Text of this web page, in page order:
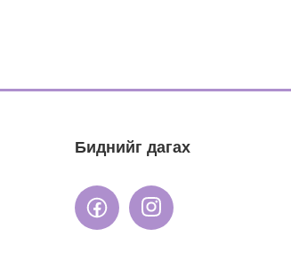
Биднийг дагах